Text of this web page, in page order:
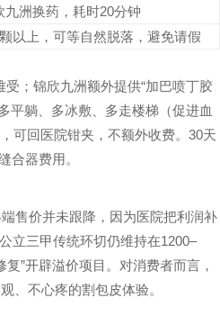
九洲换药，耗时20分钟
以上，可等自然脱落，避免请假
；锦欣九洲额外提供“加巴喷丁胶
平躺、多冰敷、多走楼梯（促进血
可回医院钳夹，不额外收费。30天
合器费用。
售价并未跟降，因为医院把利润补
立三甲传统环切仍维持在1200–
”开辟溢价项目。对消费者而言，
、不心疼的割包皮体验。